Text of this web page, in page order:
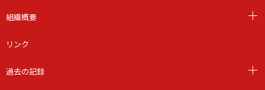
組織概要
リンク
過去の記録